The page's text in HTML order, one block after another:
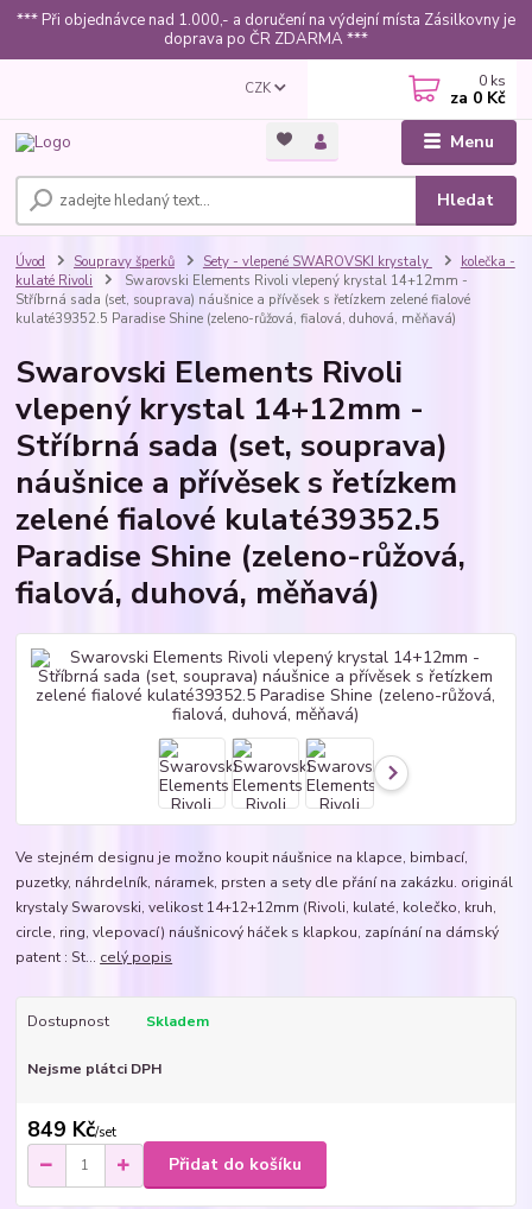
*** Při objednávce nad 1.000,- a doručení na výdejní místa Zásilkovny je
doprava po ČR ZDARMA ***
Menu
CZK
Hledat
0 ks
za 0 Kč
Úvod Soupravy šperků Sety - vlepené SWAROVSKI krystaly
kolečka -
kulaté Rivoli
Swarovski Elements Rivoli vlepený krystal 14+12mm -
Stříbrná sada (set, souprava) náušnice a přívěsek s řetízkem zelené fialové
kulaté39352.5 Paradise Shine (zeleno-růžová, fialová, duhová, měňavá)
Swarovski Elements Rivoli
vlepený krystal 14+12mm -
Stříbrná sada (set, souprava)
náušnice a přívěsek s řetízkem
zelené fialové kulaté39352.5
Paradise Shine (zeleno-růžová,
fialová, duhová, měňavá)
Ve stejném designu je možno koupit náušnice na klapce, bimbací,
puzetky, náhrdelník, náramek, prsten a sety dle přání na zakázku. originál
krystaly Swarovski, velikost 14+12+12mm (Rivoli, kulaté, kolečko, kruh,
circle, ring, vlepovací) náušnicový háček s klapkou, zapínání na dámský
patent : St... celý popis
Dostupnost Skladem
Nejsme plátci DPH
849 Kč/set
Přidat do košíku